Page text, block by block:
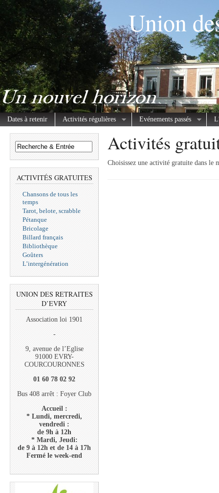
Union
Dates à retenir Activités régulières Evénements passés
ACTIVITÉS GRATUITES
Chansons de tous les
temps
Tarot, belote, scrabble
Pétanque
Bricolage
Billard français
Bibliothèque
Goûters
L’intergénération
UNION DES RETRAITES
D’EVRY
Association loi 1901
-
9, avenue de l’Eglise
91000 EVRY-
COURCOURONNES
01 60 78 02 92
Bus 408 arrêt : Foyer Club
Accueil :
* Lundi, mercredi,
vendredi :
de 9h à 12h
* Mardi, Jeudi:
de 9 à 12h et de 14 à 17h
Fermé le week-end
Activités
Choisissez une activité gratuite dans le